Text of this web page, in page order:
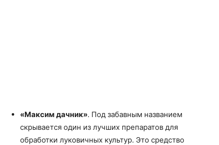
«Максим дачник». Под забавным названием
скрывается один из лучших препаратов для
обработки луковичных культур. Это средство